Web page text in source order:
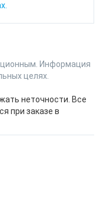
Информация
целях.
неточности. Все
при заказе в